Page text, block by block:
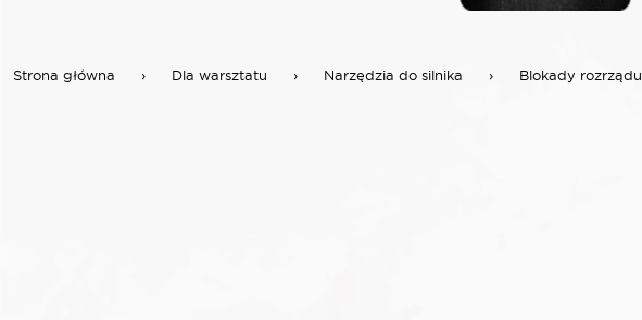
Strona główna › Dla warsztatu › Narzędzia do silnika › Blokady rozrządu